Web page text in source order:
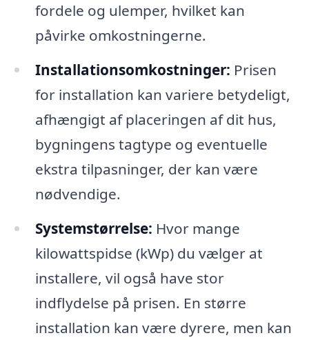
fordele og ulemper, hvilket kan
påvirke omkostningerne.
Installationsomkostninger: Prisen
for installation kan variere betydeligt,
afhængigt af placeringen af dit hus,
bygningens tagtype og eventuelle
ekstra tilpasninger, der kan være
nødvendige.
Systemstørrelse: Hvor mange
kilowattspidse (kWp) du vælger at
installere, vil også have stor
indflydelse på prisen. En større
installation kan være dyrere, men kan